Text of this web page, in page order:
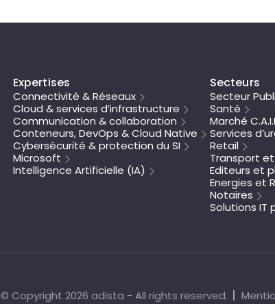
Expertises
Connectivité & Réseaux
Cloud & services d’infrastructure
Communication & collaboration
Conteneurs, DevOps & Cloud Native
Cybersécurité & protection du SI
Microsoft
Intelligence Artificielle (IA)
Secteurs
Secteur
Santé
Marché
Services
Retail
Transport
Editeurs et
Energies et
Notaires
Solutions IT
© Copyright 2026 adista - All rights reserved.